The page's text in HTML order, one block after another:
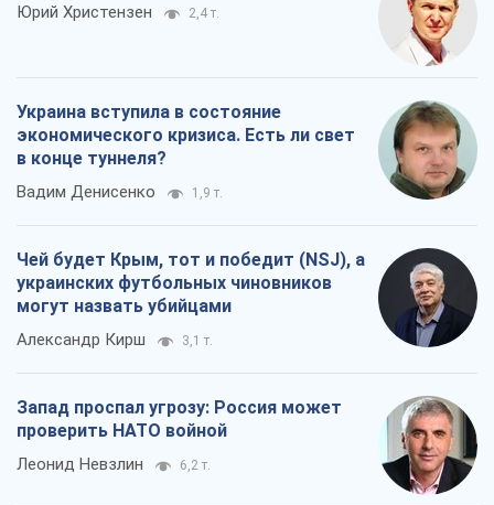
Юрий Христензен 2,4 т.
Украина вступила в состояние
экономического кризиса. Есть ли свет
в конце туннеля?
Вадим Денисенко 1,9 т.
Чей будет Крым, тот и победит (NSJ), а
украинских футбольных чиновников
могут назвать убийцами
Александр Кирш 3,1 т.
Запад проспал угрозу: Россия может
проверить НАТО войной
Леонид Невзлин 6,2 т.